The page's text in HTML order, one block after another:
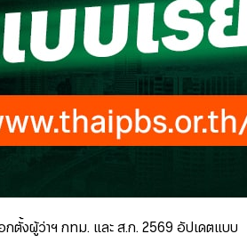
ตั้งผู้ว่าฯ กทม. และ ส.ก. 2569 อัปเดตแบบ